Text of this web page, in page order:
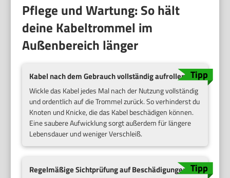
Pflege und Wartung: So hält
deine Kabeltrommel im
Außenbereich länger
Kabel nach dem Gebrauch vollständig aufrollen
Wickle das Kabel jedes Mal nach der Nutzung vollständig
und ordentlich auf die Trommel zurück. So verhinderst du
Knoten und Knicke, die das Kabel beschädigen können.
Eine saubere Aufwicklung sorgt außerdem für längere
Lebensdauer und weniger Verschleiß.
Regelmäßige Sichtprüfung auf Beschädigungen